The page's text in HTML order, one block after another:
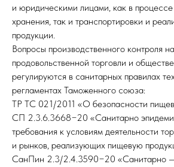
и юридическими лицами, как в процессе
хранения, так и транспортировки и
продукции.
Вопросы производственного контроля
продовольственной торговли и
регулируются в санитарных правилах
регламентах Таможенного союза:
ТР ТС 021/2011 «О безопасности
СП 2.3.6.3668−20 «Санитарно
требования к условиям деятельности
и рынков, реализующих пищевую
СанПин 2.3/2.4.3590−20 «Санитарно